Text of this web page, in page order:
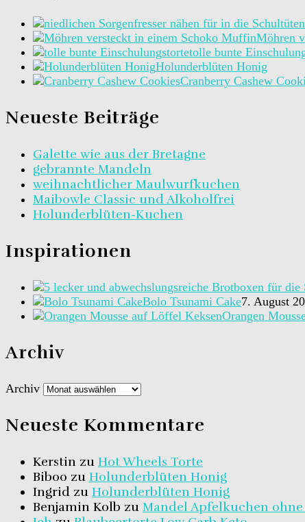
Möhren
tolle bunte
Holunderblüten Honig
Cranberry Cashew
Neueste Beiträge
Galette wie aus der Bretagne
gebrannte Mandeln
weihnachtlicher Maulwurfkuchen
Maibowle Classic und Alkoholfrei
Holunderblüten-Kuchen
Inspirationen
Bolo Tsunami Cake7. August
Orangen
Archiv
Archiv
Neueste Kommentare
Kerstin zu Hot Wheels Torte
Biboo zu Holunderblüten Honig
Ingrid zu Holunderblüten Honig
Benjamin Kolb zu Mandel Apfelkuchen